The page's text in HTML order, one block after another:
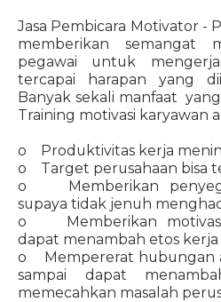
Jasa Pembicara Motivator -
memberikan semangat
pegawai untuk
tercapai harapan yang
Banyak sekali manfaat
Training motivasi karyawan
o Produktivitas kerja
o Target perusahaan bisa
o Memberikan
supaya tidak jenuh
o Memberikan motivasi
dapat menambah etos kerja
o Mempererat hubungan
sampai dapat
memecahkan masalah